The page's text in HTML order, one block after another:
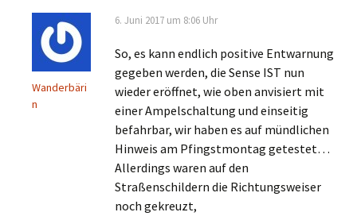
Wanderbäri
n
6. Juni 2017 um 8:06 Uhr
So, es kann endlich positive Entwarnung
gegeben werden, die Sense IST nun
wieder eröffnet, wie oben anvisiert mit
einer Ampelschaltung und einseitig
befahrbar, wir haben es auf mündlichen
Hinweis am Pfingstmontag getestet…
Allerdings waren auf den
Straßenschildern die Richtungsweiser
noch gekreuzt,